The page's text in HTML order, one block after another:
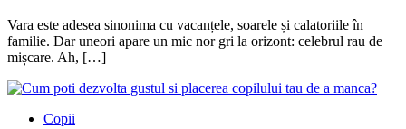
Vara este adesea sinonima cu vacanțele, soarele și calatoriile în
familie. Dar uneori apare un mic nor gri la orizont: celebrul rau de
mișcare. Ah, […]
Copii